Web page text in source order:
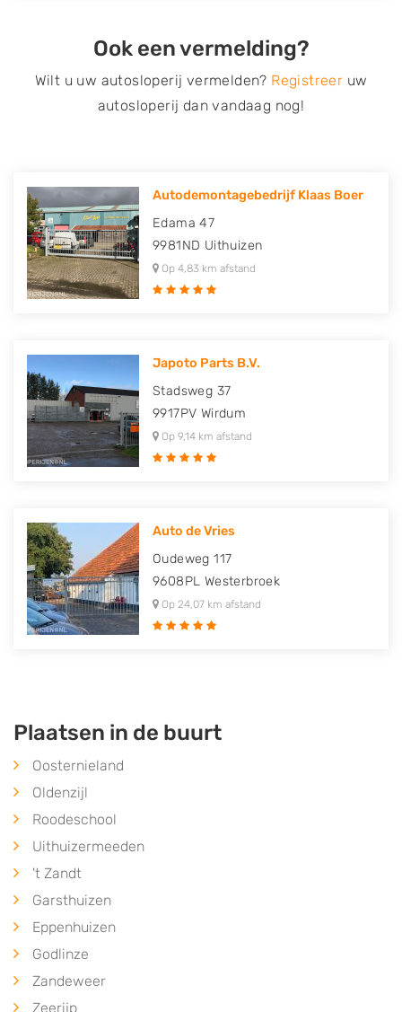
Ook een vermelding?
Wilt u uw autosloperij vermelden? Registreer uw
autosloperij dan vandaag nog!
Autodemontagebedrijf Klaas Boer
Edama 47
9981ND Uithuizen
Op 4,83 km afstand
Japoto Parts B.V.
Stadsweg 37
9917PV Wirdum
Op 9,14 km afstand
Auto de Vries
Oudeweg 117
9608PL Westerbroek
Op 24,07 km afstand
Plaatsen in de buurt
Oosternieland
Oldenzijl
Roodeschool
Uithuizermeeden
't Zandt
Garsthuizen
Eppenhuizen
Godlinze
Zandeweer
Zeerijp